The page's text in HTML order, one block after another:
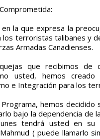
la que expresa la
terroristas talibanes y
Armadas Canadienses.
que recibimos de
usted, hemos creado
e Integración para los
hemos decidido
bajo la dependencia de
tendrá usted en su
( puede llamarlo